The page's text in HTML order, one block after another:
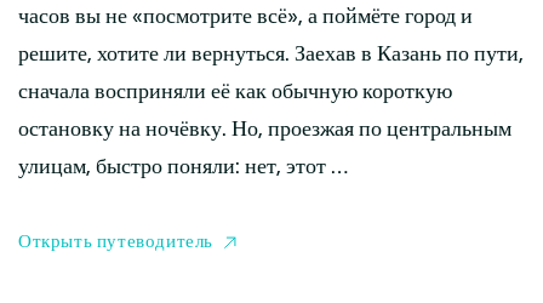
часов вы не «посмотрите всё», а поймёте город и
решите, хотите ли вернуться. Заехав в Казань по пути,
сначала восприняли её как обычную короткую
остановку на ночёвку. Но, проезжая по центральным
улицам, быстро поняли: нет, этот …
Открыть путеводитель